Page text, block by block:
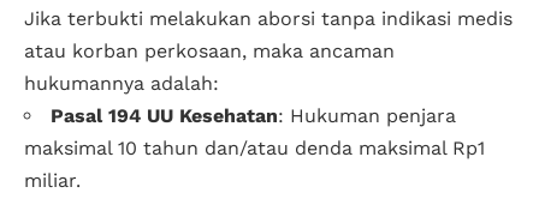
Jika terbukti melakukan aborsi tanpa indikasi medis
atau korban perkosaan, maka ancaman
hukumannya adalah:
Pasal 194 UU Kesehatan: Hukuman penjara
maksimal 10 tahun dan/atau denda maksimal Rp1
miliar.